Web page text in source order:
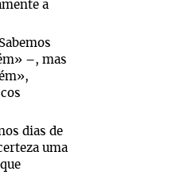
a
–, mas
dias de
uma